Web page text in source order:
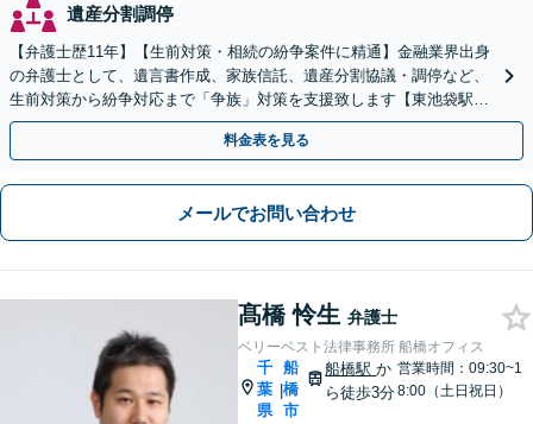
遺産分割調停
【弁護士歴11年】【生前対策・相続の紛争案件に精通】金融業界出身
の弁護士として、遺言書作成、家族信託、遺産分割協議・調停など、
生前対策から紛争対応まで「争族」対策を支援致します【東池袋駅2
分】【初回面談無料】
料金表を見る
メールでお問い合わせ
髙橋 怜生 弁護士
ベリーベスト法律事務所 船橋オフィス
千
葉
県
|
船
橋
市
船橋駅か
ら徒歩3分
営業時間：09:30~1
8:00（土日祝日）